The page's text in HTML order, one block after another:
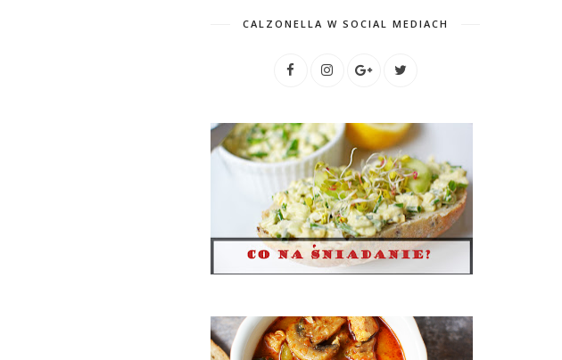
CALZONELLA W SOCIAL MEDIACH